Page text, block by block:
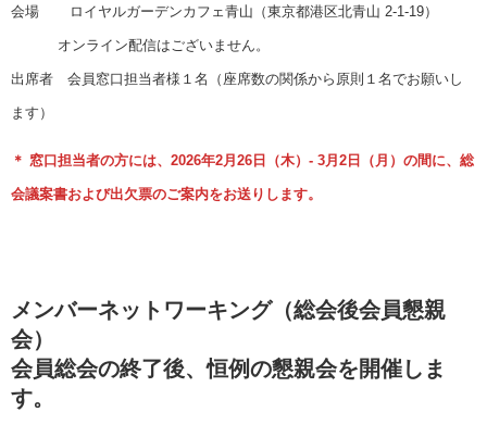
会場 ロイヤルガーデンカフェ青山（東京都港区北青山 2-1-19）
オンライン配信はございません。
出席者 会員窓口担当者様１名（座席数の関係から原則１名でお願いし
ます）
＊ 窓口担当者の方には、2026年2月26日（木）- 3月2日（月）の間に、総
会議案書および出欠票のご案内をお送りします。
メンバーネットワーキング（総会後会員懇親
会）
会員総会の終了後、恒例の懇親会を開催しま
す。